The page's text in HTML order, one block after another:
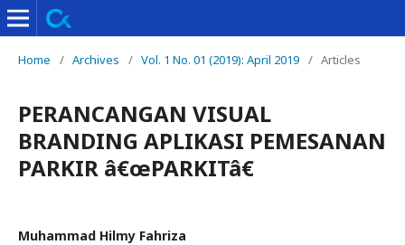
Home / Archives / Vol. 1 No. 01 (2019): April 2019 / Articles
PERANCANGAN VISUAL
BRANDING APLIKASI PEMESANAN
PARKIR â€œPARKITâ€
Muhammad Hilmy Fahriza